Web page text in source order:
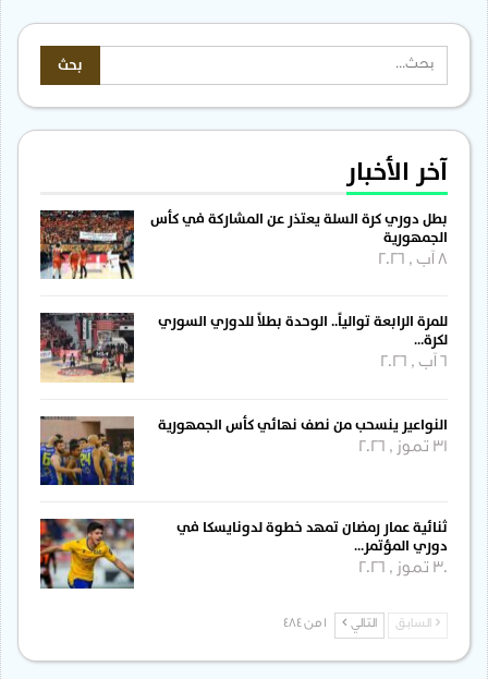
آخر الأخبار
بطل دوري كرة السلة يعتذر عن المشاركة في كأس
الجمهورية
للمرة الرابعة توالياً.. الوحدة بطلاً للدوري السوري
لكرة…
النواعير ينسحب من نصف نهائي كأس الجمهورية
31 تموز , 2026
ثنائية عمار رمضان تمهد خطوة لدونايسكا في
دوري المؤتمر…
30 تموز , 2026
السابق التالي